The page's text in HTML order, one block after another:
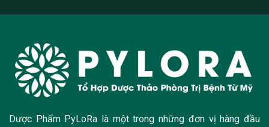
Dược Phẩm PyLoRa là một trong những đơn vị hàng đầu